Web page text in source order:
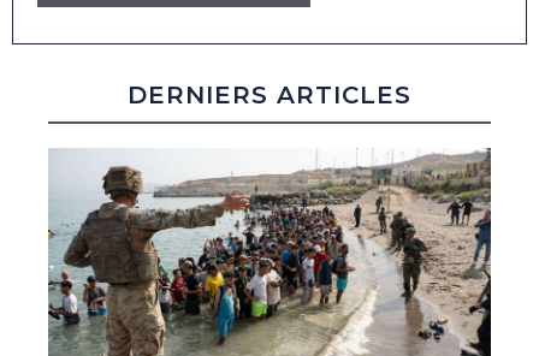
DERNIERS ARTICLES